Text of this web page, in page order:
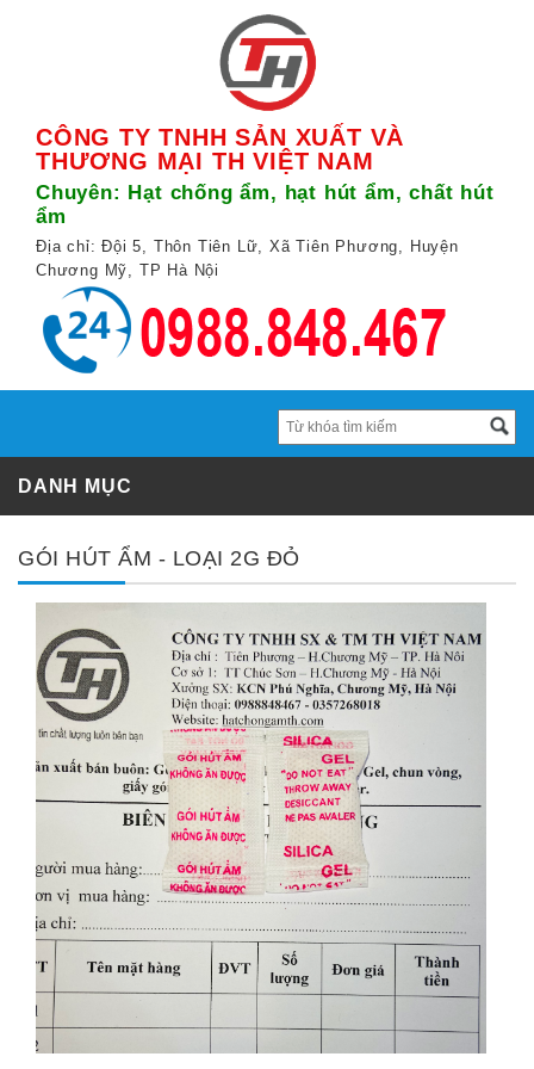
CÔNG TY TNHH SẢN XUẤT VÀ
THƯƠNG MẠI TH VIỆT NAM
Chuyên: Hạt chống ẩm, hạt hút ẩm, chất hút
ẩm
Địa chỉ: Đội 5, Thôn Tiên Lữ, Xã Tiên Phương, Huyện
Chương Mỹ, TP Hà Nội
DANH MỤC
GÓI HÚT ẨM - LOẠI 2G ĐỎ